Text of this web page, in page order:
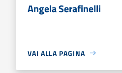
Angela Serafinelli
VAI ALLA PAGINA